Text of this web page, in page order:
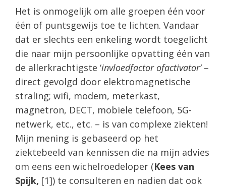
Het is onmogelijk om alle groepen één voor
één of puntsgewijs toe te lichten. Vandaar
dat er slechts een enkeling wordt toegelicht
die naar mijn persoonlijke opvatting één van
de allerkrachtigste ‘invloedfactor ofactivator’–
direct gevolgd door elektromagnetische
straling; wifi, modem, meterkast,
magnetron, DECT, mobiele telefoon, 5G-
netwerk, etc., etc. – is van complexe ziekten!
Mijn mening is gebaseerd op het
ziektebeeld van kennissen die na mijn advies
om eens een wichelroedeloper (Kees van
Spijk, [1]) te consulteren en nadien dat ook